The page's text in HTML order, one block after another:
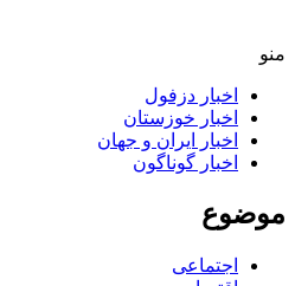
اخبار دزفول
اخبار خوزستان
اخبار ایران و جهان
اخبار گوناگون
اجتماعی